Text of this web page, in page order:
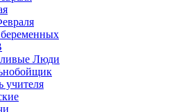
Люди
учителя